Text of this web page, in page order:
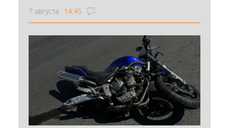
7 августа 14:45